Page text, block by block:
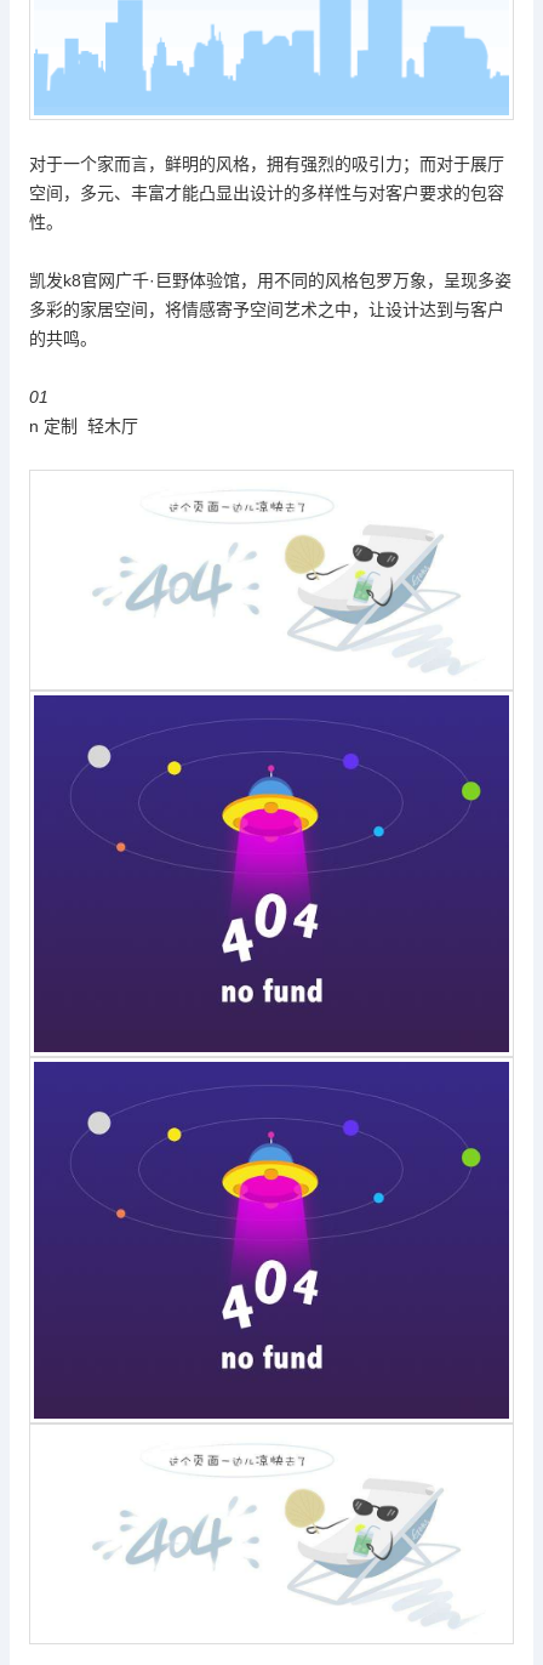
对于一个家而言，鲜明的风格，拥有强烈的吸引力；而对于展厅
空间，多元、丰富才能凸显出设计的多样性与对客户要求的包容
性。
凯发k8官网广千· 巨野体验馆，用不同的风格包罗万象，呈现多姿
多彩的家居空间，将情感寄予空间艺术之中，让设计达到与客户
的共鸣。
01
n 定制 轻木厅